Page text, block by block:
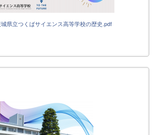
城県立つくばサイエンス高等学校の歴史.pdf